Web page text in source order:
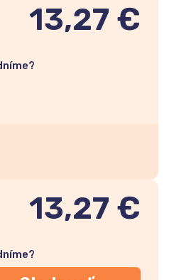
13,27 €
13,27 €